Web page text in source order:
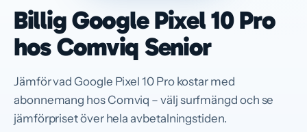
Billig Google Pixel 10 Pro
hos Comviq Senior
Jämför vad Google Pixel 10 Pro kostar med
abonnemang hos Comviq – välj surfmängd och se
jämförpriset över hela avbetalningstiden.